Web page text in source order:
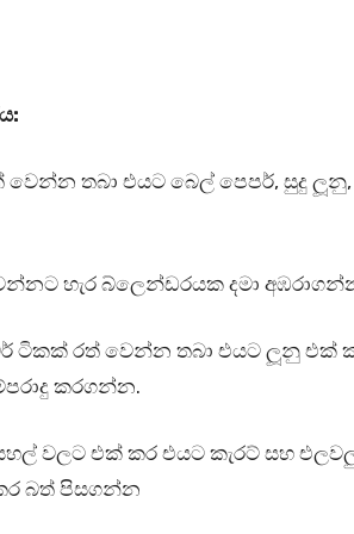
තබා එයට බෙල් පෙපර්, සුදු
හැර බ්ලෙන්ඩරයක දමා
ටිකක් රත් වෙන්න තබා එයට ලූනු එක්
කරගන්න.
වලට එක් කර එයට කැරට් සහ
බත් පිසගන්න